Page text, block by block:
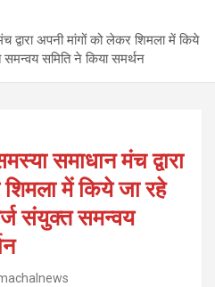
अपनी मांगों को लेकर शिमला में किये
समिति ने किया समर्थन
समाधान मंच द्वारा
में किये जा रहे
संयुक्त समन्वय